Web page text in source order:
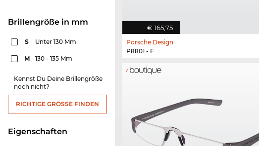
Brillengröße in mm
S Unter 130 Mm
M 130 - 135 Mm
Kennst Du Deine Brillengröße
noch nicht?
RICHTIGE GRÖSSE FINDEN
Eigenschaften
€ 165,75
Porsche Design
P8801 - F